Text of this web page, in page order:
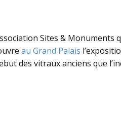
Sites & Monuments
au Grand Palais
des vitraux anciens que